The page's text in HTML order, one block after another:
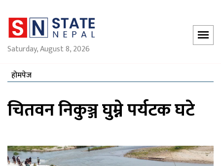
Saturday, August 8, 2026
होमपेज
चितवन निकुञ्ज घुम्ने पर्यटक घटे